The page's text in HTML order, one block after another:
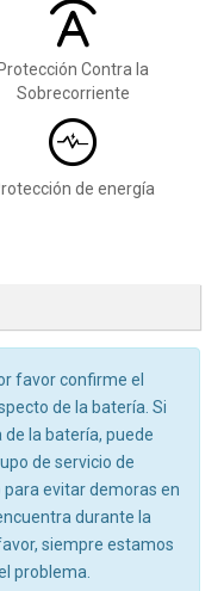
Protección Contra la
Sobrecorriente
de energía
favor confirme el
de la batería. Si
la batería, puede
de servicio de
evitar demoras en
durante la
siempre estamos
problema.